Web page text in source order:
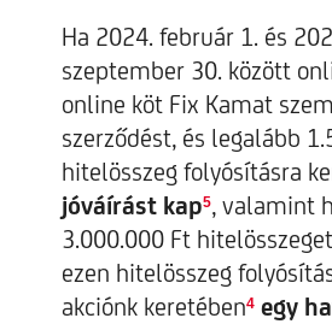
Ha 2024. február 1. és
szeptember 30. között
online köt Fix Kamat
szerződést, és legalább
hitelösszeg folyósításra
jóváírást kap5, valamint
3.000.000 Ft
ezen hitelösszeg
akciónk keretében4 egy